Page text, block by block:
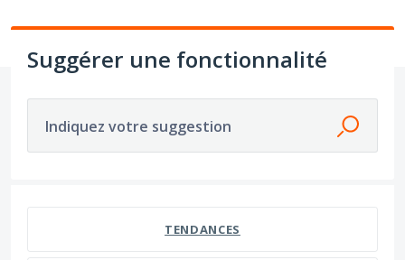
Suggérer une fonctionnalité
Indiquez votre suggestion
TENDANCES